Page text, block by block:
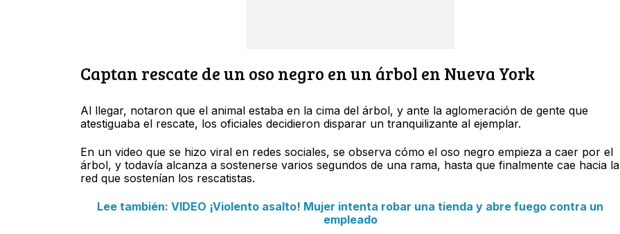
Captan rescate de un oso negro en un árbol en Nueva York
Al llegar, notaron que el animal estaba en la cima del árbol, y ante la aglomeración de gente que
atestiguaba el rescate, los oficiales decidieron disparar un tranquilizante al ejemplar.
En un video que se hizo viral en redes sociales, se observa cómo el oso negro empieza a caer por el
árbol, y todavía alcanza a sostenerse varios segundos de una rama, hasta que finalmente cae hacia la
red que sostenían los rescatistas.
Lee también: VIDEO ¡Violento asalto! Mujer intenta robar una tienda y abre fuego contra un
empleado